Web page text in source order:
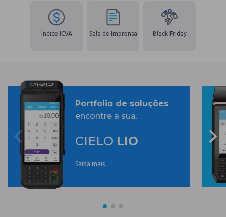
Índice ICVA Sala de Imprensa Black Friday
Portfolio de soluções
encontre a sua.
CIELO LIO
Saiba mais